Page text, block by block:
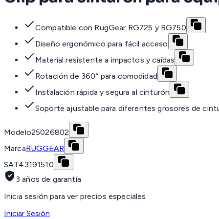
Compatible con RugGear RG725 y RG750
Diseño ergonómico para fácil acceso
Material resistente a impactos y caídas
Rotación de 360° para comodidad
Instalación rápida y segura al cinturón
Soporte ajustable para diferentes grosores de
Modelo25026802
MarcaRUGGEAR
SAT43191510
3 años de garantía
Inicia sesión para ver precios especiales
Iniciar Sesión